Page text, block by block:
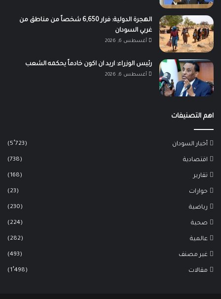
الهجرة الدولية: فرار 6,650 شخصاً من مناطق من
غربي السودان
أغسطس 6, 2026
رئيس الوزراء: اريد ان اكون خادماً يحكمه الشعب
أغسطس 6, 2026
اهم التصنيفات
أخبار السودان (5٬723)
اقتصادية (738)
تقارير (168)
حوارات (23)
رياضية (230)
صحية (224)
عالمية (282)
غير مصنف (493)
مقالات (1٬498)